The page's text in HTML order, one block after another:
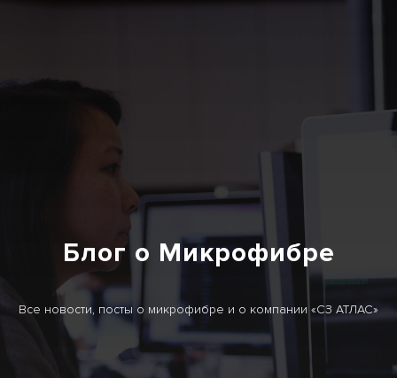
Блог о Микрофибре
Все новости, посты о микрофибре и о компании «СЗ АТЛАС»